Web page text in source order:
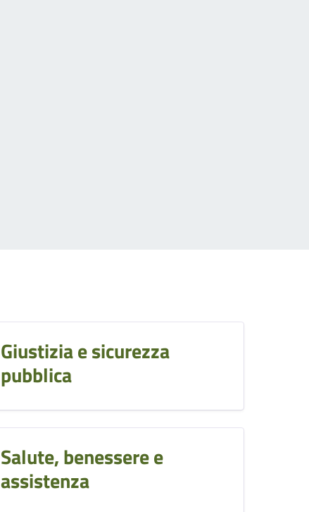
Giustizia e sicurezza
pubblica
Salute, benessere e
assistenza